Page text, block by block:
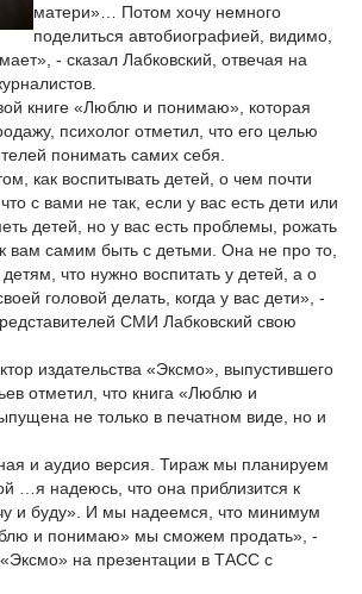
матери»… Потом хочу немного
поделиться автобиографией, видимо,
- сказал Лабковский, отвечая на
книге «Люблю и понимаю», которая
психолог отметил, что его целью
понимать самих себя.
как воспитывать детей, о чем почти
с вами не так, если у вас есть дети или
детей, но у вас есть проблемы, рожать
вам самим быть с детьми. Она не про то,
что нужно воспитать у детей, а о
головой делать, когда у вас дети», -
СМИ Лабковский свою
издательства «Эксмо», выпустившего
отметил, что книга «Люблю и
не только в печатном виде, но и
и аудио версия. Тираж мы планируем
…я надеюсь, что она приблизится к
и буду». И мы надеемся, что минимум
и понимаю» мы сможем продать», -
на презентации в ТАСС с